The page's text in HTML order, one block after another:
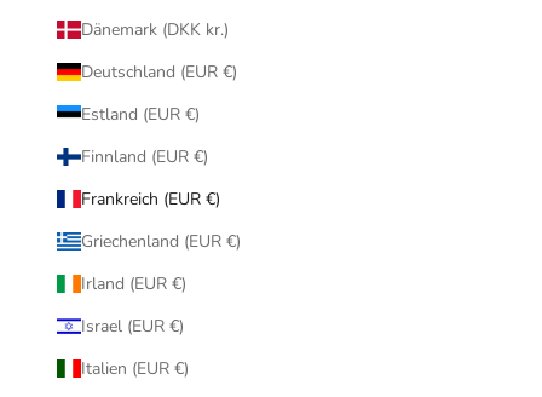
Dänemark (DKK kr.)
Deutschland (EUR €)
Estland (EUR €)
Finnland (EUR €)
Frankreich (EUR €)
Griechenland (EUR €)
Irland (EUR €)
Israel (EUR €)
Italien (EUR €)